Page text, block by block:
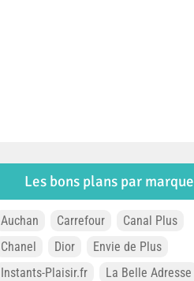
Les bons plans par marque
Auchan Carrefour
Canal Plus
Chanel
Dior
Envie de Plus
Instants-Plaisir.fr
La Belle Adresse